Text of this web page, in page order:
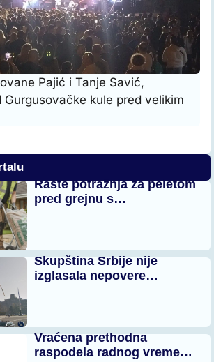
Pajić i Tanje Savić,
Gurgusovačke kule pred velikim
Raste potražnja za peletom
pred grejnu s…
Skupština Srbije nije
izglasala nepovere…
Vraćena prethodna
raspodela radnog vreme…